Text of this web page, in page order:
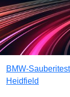
BMW-
Heidfield